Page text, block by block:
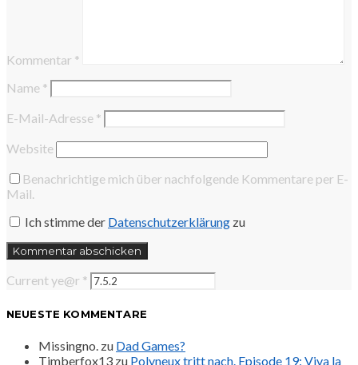
Kommentar *
Name *
E-Mail-Adresse *
Website
Benachrichtige mich über nachfolgende Kommentare per E-
Mail.
Ich stimme der Datenschutzerklärung zu
Current ye@r *
NEUESTE KOMMENTARE
Missingno. zu Dad Games?
Timberfox13 zu Polyneux tritt nach. Episode 19: Viva la